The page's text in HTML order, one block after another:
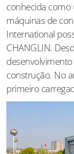
conhecida
máquinas de
International
CHANGLIN.
construção. No
primeiro